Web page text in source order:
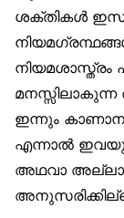
ശക്തികൾ
നിയമശാസ്ത്രം
ഇന്നും
എന്നാൽ
അഥവാ